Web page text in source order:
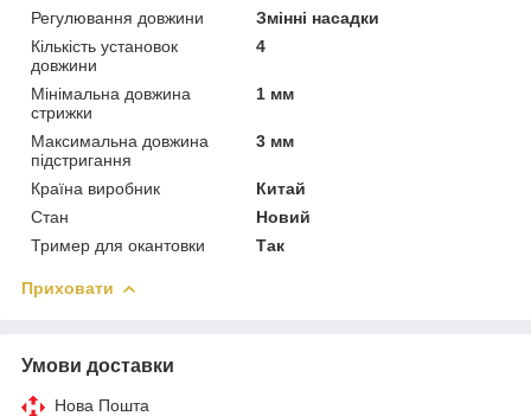
Регулювання довжини
Змінні насадки
Кількість установок
довжини
4
Мінімальна довжина
стрижки
1 мм
Максимальна довжина
підстригання
3 мм
Країна виробник
Китай
Стан
Новий
Тример для окантовки
Так
Приховати
Умови доставки
Нова Пошта